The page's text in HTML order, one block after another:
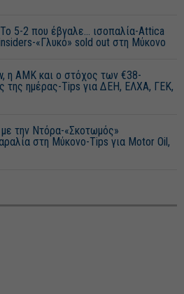
5-2 που έβγαλε... ισοπαλία-Attica
«Γλυκό» sold out στη Μύκονο
η ΑΜΚ και o στόχος των €38-
της ημέρας-Tips για ΔΕΗ, ΕΛΧΑ, ΓΕΚ,
την Ντόρα-«Σκοτωμός»
στη Μύκονο-Tips για Motor Oil,